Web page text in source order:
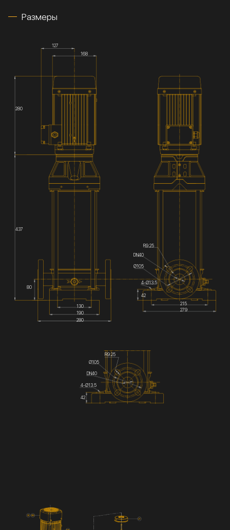
Размеры
DN40
127
168
280
437
80
130
190
280
215
279
42
4-Ø13.5
Ø105
R9.25
DN40
R9.25
Ø105
4-Ø13.5
42